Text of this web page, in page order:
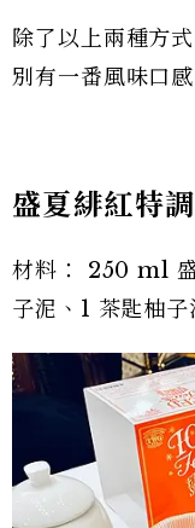
除了以上兩種方
別有一番風味口感
盛夏緋紅特
材料： 250 ml
子泥、1 茶匙柚子